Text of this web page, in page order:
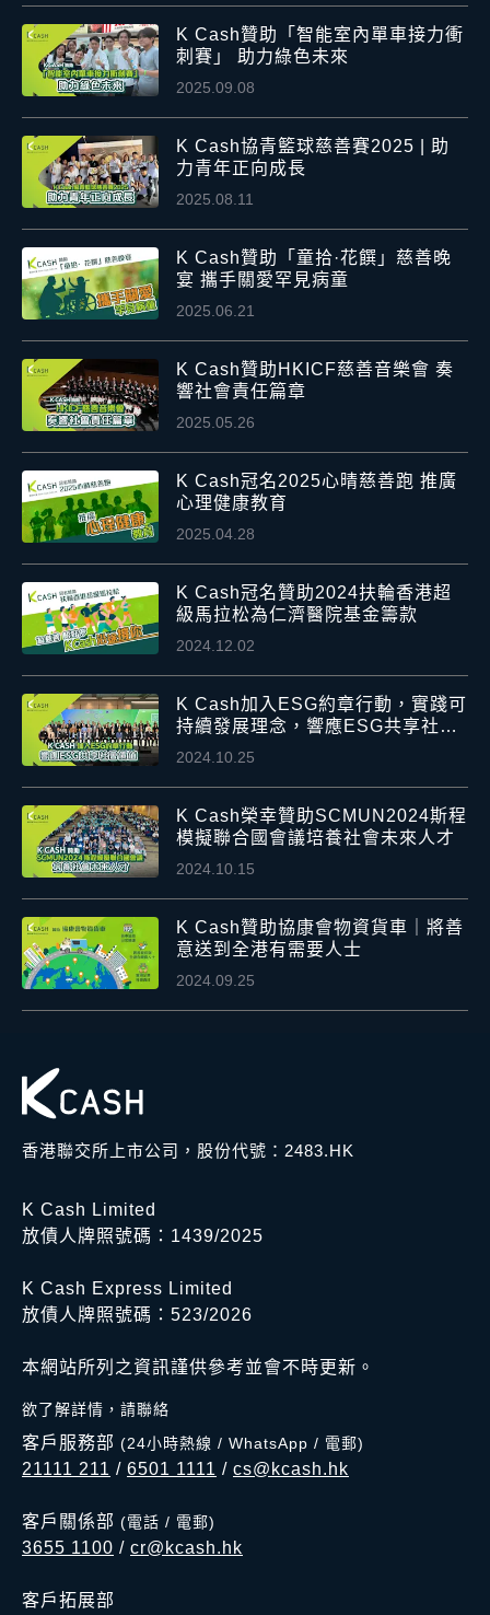
K Cash贊助「智能室內單車接力衝
刺賽」 助力綠色未來
2025.09.08
K Cash協青籃球慈善賽2025 | 助
力青年正向成長
2025.08.11
K Cash贊助「童拾·花饌」慈善晚
宴 攜手關愛罕見病童
2025.06.21
K Cash贊助HKICF慈善音樂會 奏
響社會責任篇章
2025.05.26
K Cash冠名2025心晴慈善跑 推廣
心理健康教育
2025.04.28
K Cash冠名贊助2024扶輪香港超
級馬拉松為仁濟醫院基金籌款
2024.12.02
K Cash加入ESG約章行動，實踐可
持續發展理念，響應ESG共享社會
價值
2024.10.25
K Cash榮幸贊助SCMUN2024斯程
模擬聯合國會議培養社會未來人才
2024.10.15
K Cash贊助協康會物資貨車｜將善
意送到全港有需要人士
2024.09.25
香港聯交所上市公司，股份代號：2483.HK
K Cash Limited
放債人牌照號碼：1439/2025
K Cash Express Limited
放債人牌照號碼：523/2026
本網站所列之資訊謹供參考並會不時更新。
欲了解詳情，請聯絡
客戶服務部 (24小時熱線 / WhatsApp / 電郵)
21111 211 / 6501 1111 / cs@kcash.hk
客戶關係部 (電話 / 電郵)
3655 1100 / cr@kcash.hk
客戶拓展部